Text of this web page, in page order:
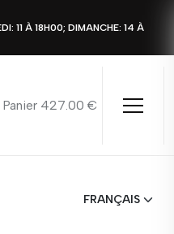
11 À 18H00; DIMANCHE: 14 À
Panier 427.00 €